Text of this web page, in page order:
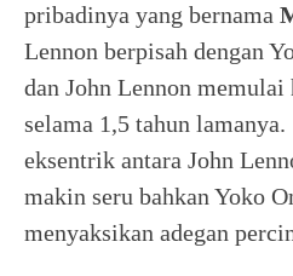
pribadinya yang bernama
Lennon berpisah dengan
dan John Lennon memulai
selama 1,5 tahun
eksentrik antara John
makin seru bahkan Yoko
menyaksikan adegan